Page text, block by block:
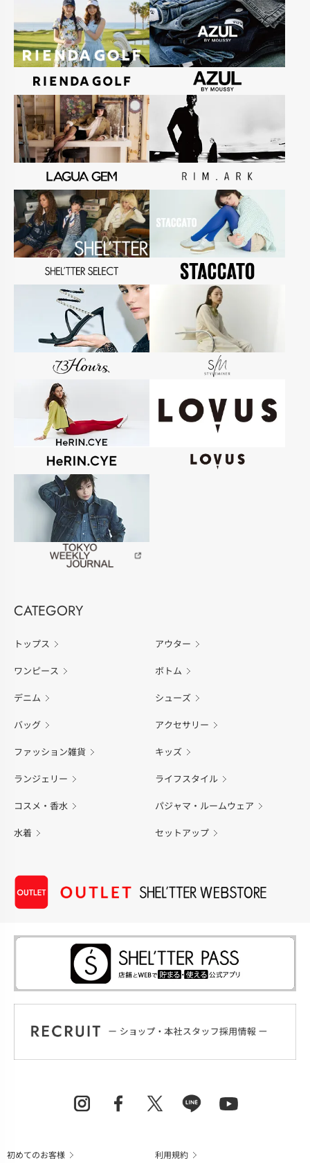
CATEGORY
トップス アウター
ワンピース ボトム
デニム シューズ
バッグ アクセサリー
ファッション雑貨 キッズ
ランジェリー ライフスタイル
コスメ・香水 パジャマ・ルームウェア
水着 セットアップ
初めてのお客様 利用規約